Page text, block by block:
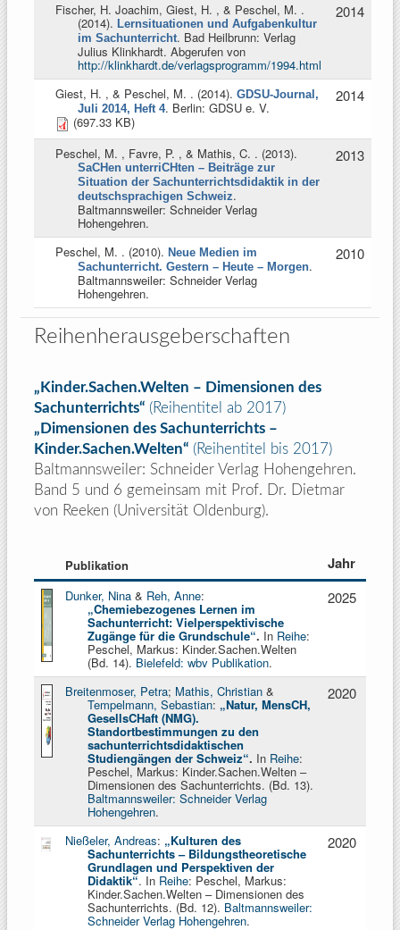
Fischer, H. Joachim, Giest, H. , & Peschel, M. .
(2014). Lernsituationen und Aufgabenkultur
im Sachunterricht. Bad Heilbrunn: Verlag
Julius Klinkhardt. Abgerufen von
http://klinkhardt.de/verlagsprogramm/1994.html
2014
Giest, H. , & Peschel, M. . (2014). GDSU-Journal,
Juli 2014, Heft 4. Berlin: GDSU e. V.
(697.33 KB)
2014
Peschel, M. , Favre, P. , & Mathis, C. . (2013).
SaCHen unterriCHten – Beiträge zur
Situation der Sachunterrichtsdidaktik in der
deutschsprachigen Schweiz.
Baltmannsweiler: Schneider Verlag
Hohengehren.
2013
Peschel, M. . (2010). Neue Medien im
Sachunterricht. Gestern – Heute – Morgen.
Baltmannsweiler: Schneider Verlag
Hohengehren.
2010
Reihenherausgeberschaften
„Kinder.Sachen.Welten – Dimensionen des
Sachunterrichts“ (Reihentitel ab 2017)
„Dimensionen des Sachunterrichts –
Kinder.Sachen.Welten“ (Reihentitel bis 2017)
Baltmannsweiler: Schneider Verlag Hohengehren.
Band 5 und 6 gemeinsam mit Prof. Dr. Dietmar
von Reeken (Universität Oldenburg).
Publikation Jahr
Dunker, Nina & Reh, Anne:
„Chemiebezogenes Lernen im
Sachunterricht: Vielperspektivische
Zugänge für die Grundschule“. In Reihe:
Peschel, Markus: Kinder.Sachen.Welten
(Bd. 14). Bielefeld: wbv Publikation.
2025
Breitenmoser, Petra; Mathis, Christian &
Tempelmann, Sebastian: „Natur, MensCH,
GesellsCHaft (NMG).
Standortbestimmungen zu den
sachunterrichtsdidaktischen
Studiengängen der Schweiz“. In Reihe:
Peschel, Markus: Kinder.Sachen.Welten –
Dimensionen des Sachunterrichts. (Bd. 13).
Baltmannsweiler: Schneider Verlag
Hohengehren.
2020
Nießeler, Andreas: „Kulturen des
Sachunterrichts – Bildungstheoretische
Grundlagen und Perspektiven der
Didaktik“. In Reihe: Peschel, Markus:
Kinder.Sachen.Welten – Dimensionen des
Sachunterrichts. (Bd. 12). Baltmannsweiler:
Schneider Verlag Hohengehren.
2020